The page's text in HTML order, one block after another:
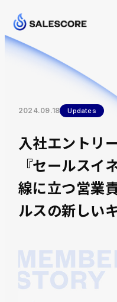
2024.09.18 Updates
入社エントリ
『セールスイ
線に立つ営業
ルスの新しい